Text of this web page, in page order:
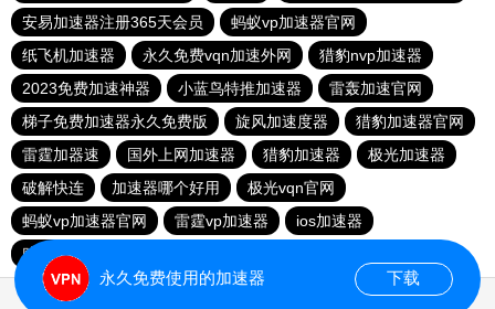
安易加速器注册365天会员
蚂蚁vp加速器官网
纸飞机加速器
永久免费vqn加速外网
猎豹nvp加速器
2023免费加速神器
小蓝鸟特推加速器
雷轰加速官网
梯子免费加速器永久免费版
旋风加速度器
猎豹加速器官网
雷霆加器速
国外上网加速器 猎豹加速器
极光加速器
破解快连
加速器哪个好用
极光vqn官网
蚂蚁vp加速器官网
雷霆vp加速器
ios加速器
赔钱机场官网
永久免费使用的加速器 下载